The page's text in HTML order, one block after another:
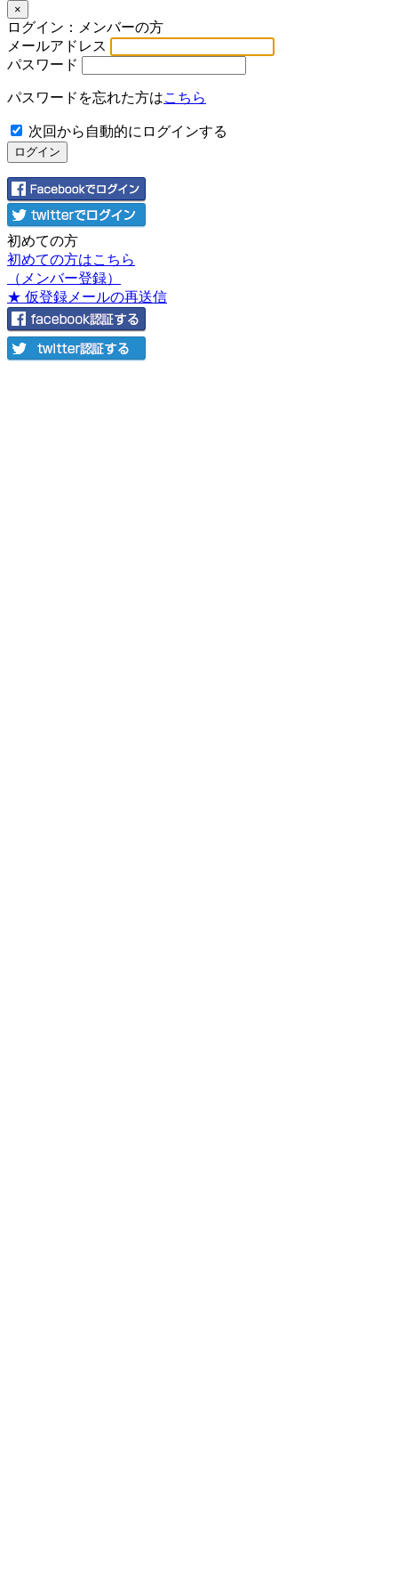
×
ログイン：メンバーの方
メールアドレス
パスワード
パスワードを忘れた方はこちら
次回から自動的にログインする
初めての方
初めての方はこちら
（メンバー登録）
★ 仮登録メールの再送信